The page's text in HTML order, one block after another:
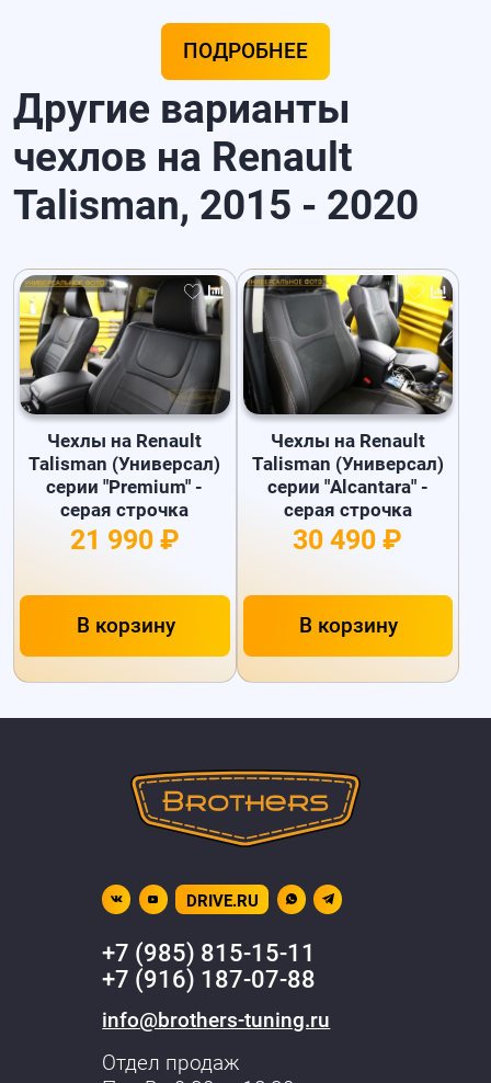
ПОДРОБНЕЕ
Другие варианты
чехлов на Renault
Talisman, 2015 - 2020
Чехлы на Renault
Talisman (Универсал)
серии "Premium" -
серая строчка
21 990 ₽
В корзину
Чехлы на Renault
Talisman (Универсал)
серии "Alcantara" -
серая строчка
30 490 ₽
В корзину
DRIVE.RU
+7 (985) 815-15-11
+7 (916) 187-07-88
info@brothers-tuning.ru
Отдел продаж